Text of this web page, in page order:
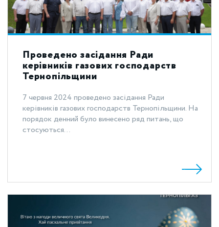
Проведено засідання Ради
керівників газових господарств
Тернопільщини
7 червня 2024 проведено засідання Ради
керівників газових господарств Тернопільщини. На
порядок денний було винесено ряд питань, що
стосуються...